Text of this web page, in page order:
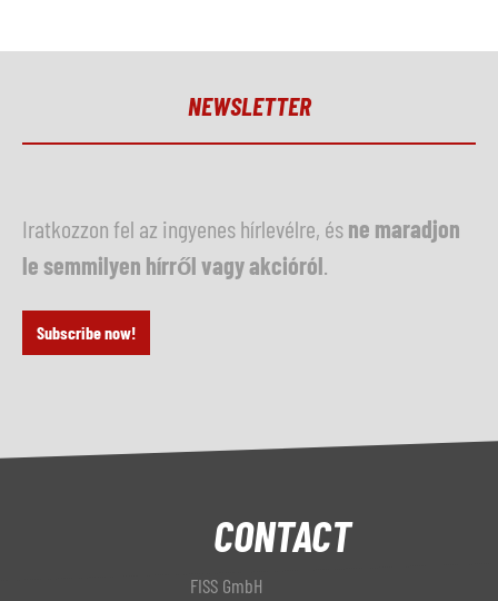
NEWSLETTER
Iratkozzon fel az ingyenes hírlevélre, ésne maradjon
le semmilyen hírről vagy akcióról
Subscribe now!
CONTACT
FISS GmbH